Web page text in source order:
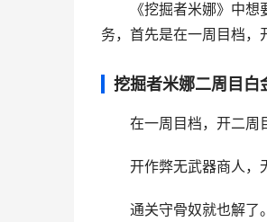
《挖掘者米娜》中
务，首先是在一周目档，
挖掘者米娜二周目白
在一周目档，开二周
开作弊无武器商人，
通关守骨奴就也解了